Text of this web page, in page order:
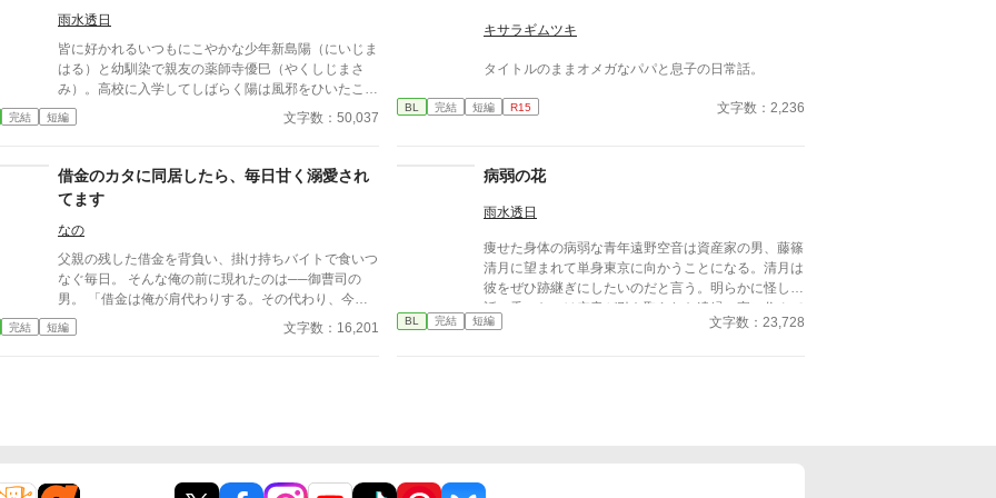
ァンタジー
雨水透日
皆に好かれるいつもにこやかな少年新島陽（にいじま
はる）と幼馴染で親友の薬師寺優巳（やくしじまさ
み）。高校に入学してしばらく陽は風邪をひいたこと
をきっかけにひどく体調を崩して行く……。 BLもし
くはブロマンス小説。 体調不良描写があります。
完結 短編 文字数：50,037
キサラギムツキ
タイトルのままオメガなパパと息子の日常話。
BL 完結 短編 R15 文字数：2,236
借金のカタに同居したら、毎日甘く溺愛され
てます
なの
父親の残した借金を背負い、掛け持ちバイトで食いつ
なぐ毎日。 そんな俺の前に現れたのは──御曹司の
男。 「借金は俺が肩代わりする。その代わり、今日
からお前は俺のものだ」 脅すように言ってきたくせ
に、実際はやたらと優しいし、甘すぎる……！ 高級
完結 短編 文字数：16,201
病弱の花
雨水透日
痩せた身体の病弱な青年遠野空音は資産家の男、藤篠
清月に望まれて単身東京に向かうことになる。清月は
彼をぜひ跡継ぎにしたいのだと言う。明らかに怪しい
話に乗ったのは空音が引き取られた遠縁の家に住んで
いたからだった。できそこないとも言えるほど、寝込
BL 完結 短編 文字数：23,728